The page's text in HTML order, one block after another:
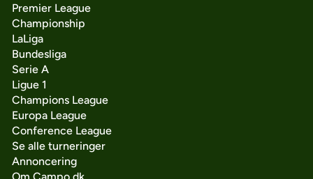
Premier League
Championship
LaLiga
Bundesliga
Serie A
Ligue 1
Champions League
Europa League
Conference League
Se alle turneringer
Annoncering